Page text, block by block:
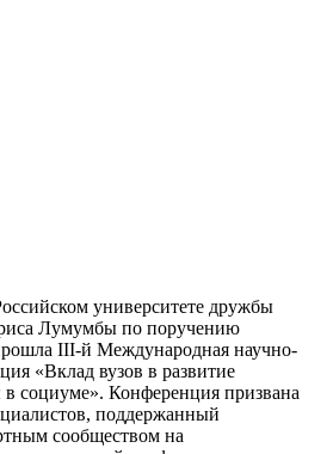
университете дружбы
Лумумбы по поручению
III-й Международная научно-
«Вклад вузов в развитие
социуме». Конференция призвана
поддержанный
сообществом на